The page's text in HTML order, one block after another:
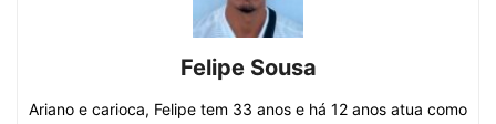
Felipe Sousa
Ariano e carioca, Felipe tem 33 anos e há 12 anos atua como